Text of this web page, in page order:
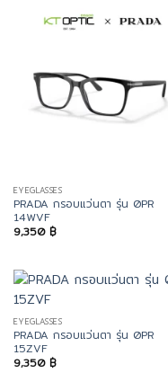
EYEGLASSES
PRADA กรอบแว่นตา รุ่น 0PR
14WVF
9,350 ฿
EYEGLASSES
PRADA กรอบแว่นตา รุ่น 0PR
15ZVF
9,350 ฿